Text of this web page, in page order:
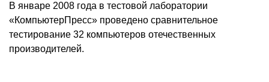
В январе 2008 года в тестовой лаборатории
«КомпьютерПресс» проведено сравнительное
тестирование 32 компьютеров отечественных
производителей.